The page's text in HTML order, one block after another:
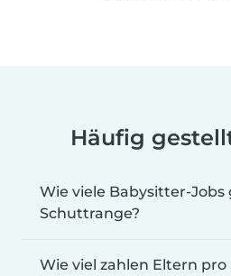
Häufig
Wie viele Babysitter-Jobs
Schuttrange?
Wie viel zahlen Eltern